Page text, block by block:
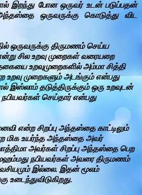
இறந்து போன ஒருவர் உடன் படுப்பதன்
ஒருவருக்கு கொடுத்து விட
ஒருவருக்கு திருமணம் செய்ய
சில உறவு முறைகள் வரையறை
உறவுமுறைகளில் அம்மா சித்தி
முறைகளும் அடங்கும் என்பது
இஸ்லாம் தடுத்திருக்கும் ஒரு உறவுடன்
செய்தார் என்பது
என்ற சிறப்பு அந்தஸ்தை காட்டிலும்
மிக உயர்ந்த அந்தஸ்தை அவர்
அவர்கள் சிறப்பு அந்தஸ்தை பெற
நபியவர்கள் அவரை திருமணம்
இல்லை. இதன் மூலம்
உடைந்துவிடுகிறது.